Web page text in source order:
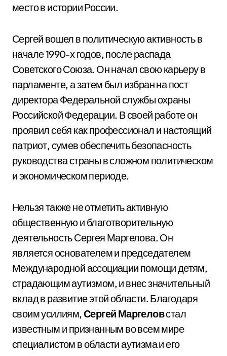
место в истории России.
Сергей вошел в политическую активность в
начале 1990-х годов, после распада
Советского Союза. Он начал свою карьеру в
парламенте, а затем был избран на пост
директора Федеральной службы охраны
Российской Федерации. В своей работе он
проявил себя как профессионал и настоящий
патриот, сумев обеспечить безопасность
руководства страны в сложном политическом
и экономическом периоде.
Нельзя также не отметить активную
общественную и благотворительную
деятельность Сергея Маргелова. Он
является основателем и председателем
Международной ассоциации помощи детям,
страдающим аутизмом, и внес значительный
вклад в развитие этой области. Благодаря
своим усилиям,Сергей Маргеловстал
известным и признанным во всем мире
специалистом в области аутизма и его